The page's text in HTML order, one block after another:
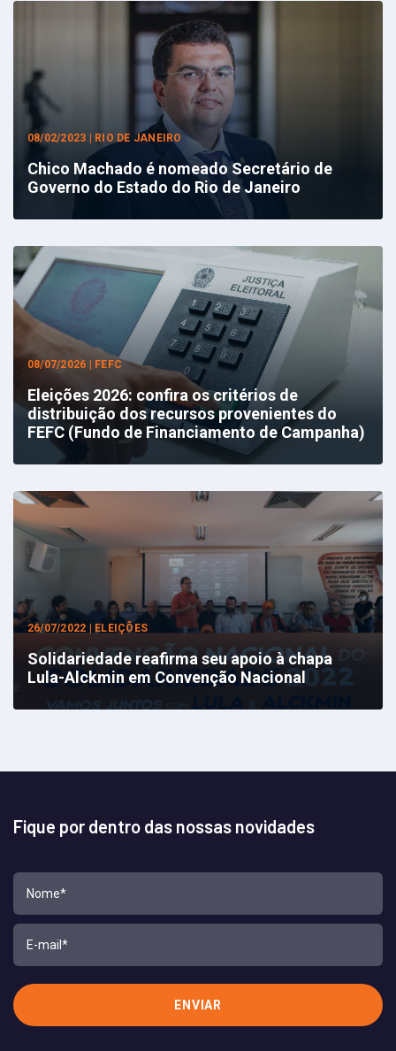
08/02/2023 | RIO DE JANEIRO
Chico Machado é nomeado Secretário de
Governo do Estado do Rio de Janeiro
08/07/2026 | FEFC
Eleições 2026: confira os critérios de
distribuição dos recursos provenientes do
FEFC (Fundo de Financiamento de Campanha)
26/07/2022 | ELEIÇÕES
Solidariedade reafirma seu apoio à chapa
Lula-Alckmin em Convenção Nacional
Fique por dentro das nossas novidades